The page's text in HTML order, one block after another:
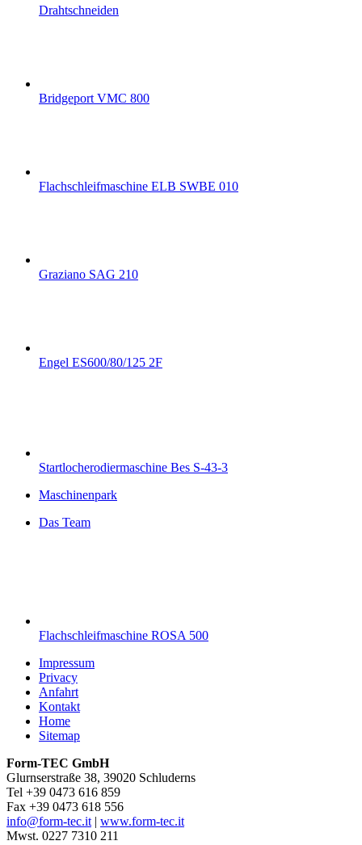
Drahtschneiden
Bridgeport VMC 800
Flachschleifmaschine ELB SWBE 010
Graziano SAG 210
Engel ES600/80/125 2F
Startlocherodiermaschine Bes S-43-3
Maschinenpark
Das Team
Flachschleifmaschine ROSA 500
Impressum
Privacy
Anfahrt
Kontakt
Home
Sitemap
Form-TEC GmbH
Glurnserstraße 38, 39020 Schluderns
Tel +39 0473 616 859
Fax +39 0473 618 556
info@form-tec.it| www.form-tec.it
Mwst. 0227 7310 211